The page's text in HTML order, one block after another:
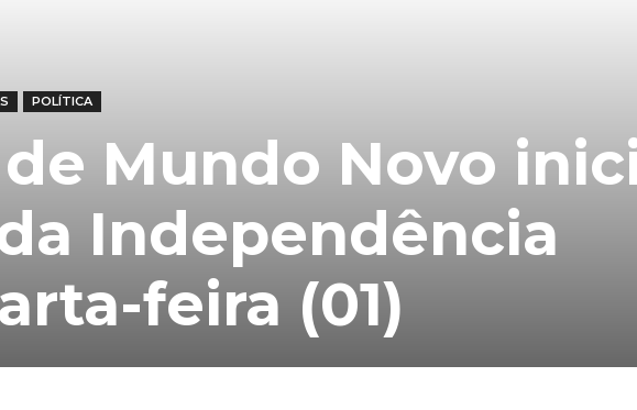
POLÍTICA
Mundo Novo
Independência
feira (01)